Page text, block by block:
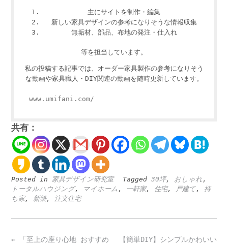
主にサイトを制作・編集
新しい家具デザインの参考になりそうな情報収集
無垢材、部品、布地の発注・仕入れ
等を担当しています。
私の投稿する記事では、オーダー家具製作の参考になりそう
な動画や家具職人・DIY関連の動画を随時更新しています。
www.umifani.com/
共有：
Posted in 家具デザイン研究室 Tagged 30坪, おしゃれ ,
トータルハウジング, マイホーム , 一軒家, 住宅, 戸建て, 持
ち家, 新築, 注文住宅
Post
【簡単DIY】シンプルかわいい
← 「至上の座り心地 おすすめ